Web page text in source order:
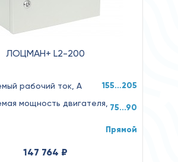
ЛОЦМАН+ L2-200
рабочий ток, А 155…205
мощность двигателя, 75...90
Прямой
147 764 ₽